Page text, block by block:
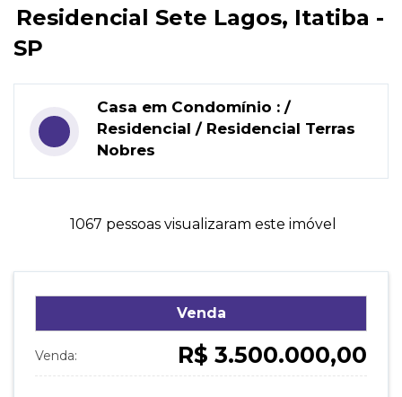
Residencial Sete Lagos, Itatiba -
SP
Casa em Condomínio : /
Residencial / Residencial Terras
Nobres
1067 pessoas visualizaram este imóvel
Venda
Venda: R$ 3.500.000,00